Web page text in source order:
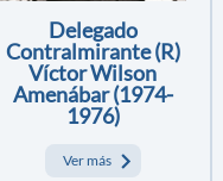
Delegado
Contralmirante (R)
Víctor Wilson
Amenábar (1974-
1976)
Ver más